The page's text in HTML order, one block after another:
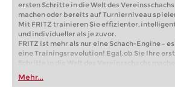
ersten Schritte in die Welt des Vereinsschachs
machen oder bereits auf Turnierniveau
Mit FRITZ trainieren Sie effizienter,
und individueller als je zuvor.
FRITZ ist mehr als nur eine Schach-Engine –
eine Trainingsrevolution! Egal, ob Sie Ihre
Schritte in die Welt des Vereinsschachs machen
oder bereits auf Turnierniveau spielen: Mit
FRITZ trainieren Sie effizienter, intelligenter
Mehr...